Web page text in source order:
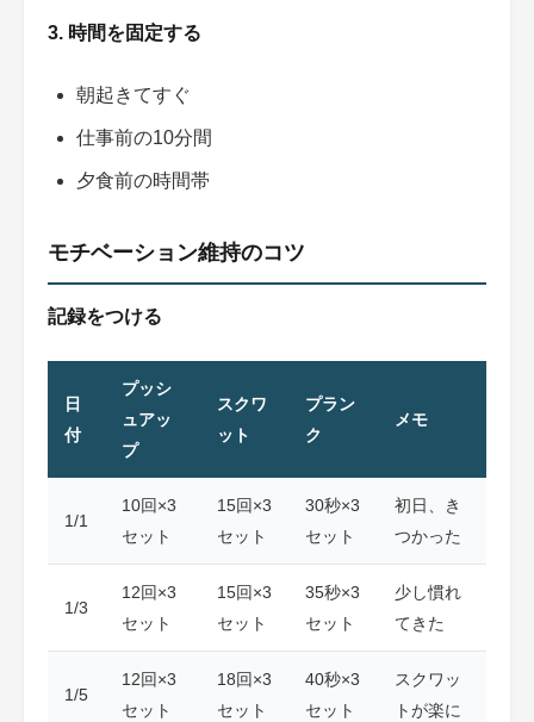
3. 時間を固定する
朝起きてすぐ
仕事前の10分間
夕食前の時間帯
モチベーション維持のコツ
記録をつける
日
付
プッシ
ュアッ
プ
スクワ
ット
プラン
ク
メモ
1/1
10回×3
セット
15回×3
セット
30秒×3
セット
初日、き
つかった
1/3
12回×3
セット
15回×3
セット
35秒×3
セット
少し慣れ
てきた
1/5
12回×3
セット
18回×3
セット
40秒×3
セット
スクワッ
トが楽に